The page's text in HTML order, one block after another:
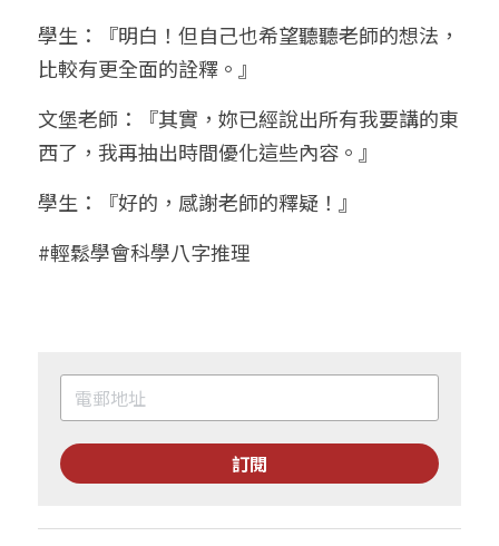
學生：『明白！但自己也希望聽聽老師的想法，
比較有更全面的詮釋。』
文堡老師：『其實，妳已經說出所有我要講的東
西了，我再抽出時間優化這些內容。』
學生：『好的，感謝老師的釋疑！』
#輕鬆學會科學八字推理
訂閱